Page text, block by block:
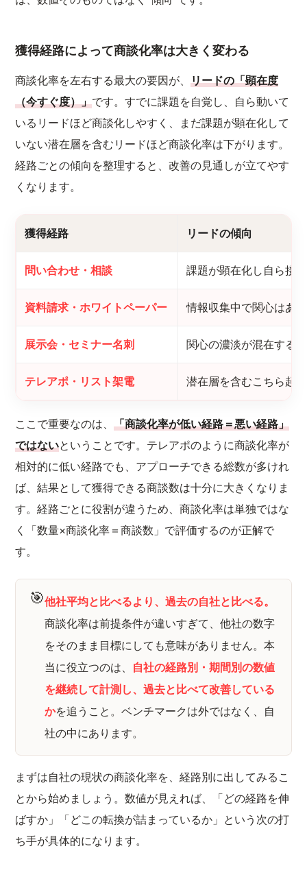
獲得経路によって商談化率は大きく変わる
商談化率を左右する最大の要因が、リードの「顕在度
（今すぐ度）」です。すでに課題を自覚し、自ら動いて
いるリードほど商談化しやすく、まだ課題が顕在化して
いない潜在層を含むリードほど商談化率は下がります。
経路ごとの傾向を整理すると、改善の見通しが立てやす
くなります。
獲得経路 リードの傾向
問い合わせ・相談 課題が顕在化し自ら接
資料請求・ホワイトペーパー 情報収集中で関心はあ
展示会・セミナー名刺 関心の濃淡が混在する層
テレアポ・リスト架電 潜在層を含むこちら起
ここで重要なのは、「商談化率が低い経路＝悪い経路」
ではないということです。テレアポのように商談化率が
相対的に低い経路でも、アプローチできる総数が多けれ
ば、結果として獲得できる商談数は十分に大きくなりま
す。経路ごとに役割が違うため、商談化率は単独ではな
く「数量×商談化率＝商談数」で評価するのが正解で
す。
🎯他社平均と比べるより、過去の自社と比べる。
商談化率は前提条件が違いすぎて、他社の数字
をそのまま目標にしても意味がありません。本
当に役立つのは、 自社の経路別・期間別の数値
を継続して計測し、過去と比べて改善している
かを追うこと。ベンチマークは外ではなく、自
社の中にあります。
まずは自社の現状の商談化率を、経路別に出してみるこ
とから始めましょう。数値が見えれば、「どの経路を伸
ばすか」「どこの転換が詰まっているか」という次の打
ち手が具体的になります。